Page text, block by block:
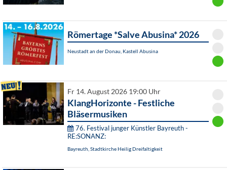
Römertage *Salve Abusina* 2026
Neustadt an der Donau, Kastell Abusina
Fr 14. August 2026 19:00 Uhr
KlangHorizonte - Festliche
Bläsermusiken
76. Festival junger Künstler Bayreuth -
RE:SONANZ:
Bayreuth, Stadtkirche Heilig Dreifaltigkeit